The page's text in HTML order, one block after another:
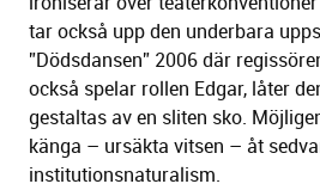
tar också upp den underbara
”Dödsdansen” 2006 där
också spelar rollen Edgar, låter
gestaltas av en sliten sko.
känga – ursäkta vitsen – åt
institutionsnaturalism.